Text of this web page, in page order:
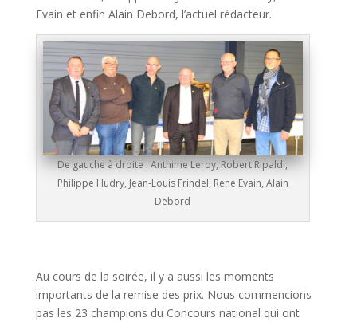
Evain et enfin Alain Debord, l’actuel rédacteur.
De gauche à droite : Anthime Leroy, Robert Ripaldi,
Philippe Hudry, Jean-Louis Frindel, René Evain, Alain
Debord
Au cours de la soirée, il y a aussi les moments
importants de la remise des prix. Nous commencions
pas les 23 champions du Concours national qui ont